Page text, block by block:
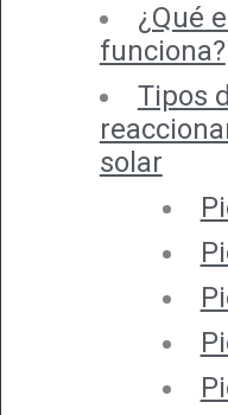
¿Qué
funciona?
Tipos
solar